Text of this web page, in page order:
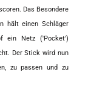
Das Besondere
hält einen Schläger
ein Netz ('Pocket')
Der Stick wird nun
zu passen und zu